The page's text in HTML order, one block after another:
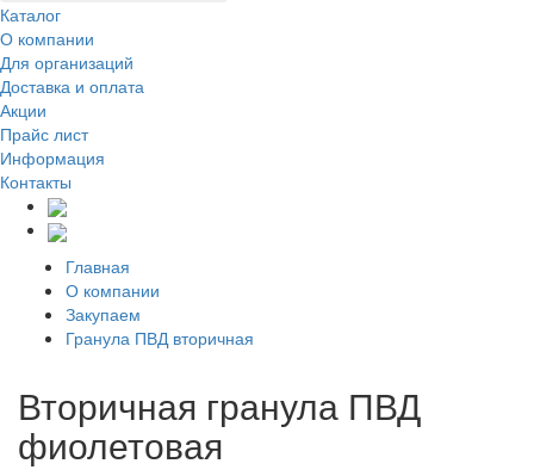
Каталог
О компании
Для организаций
Доставка и оплата
Акции
Прайс лист
Информация
Контакты
Главная
О компании
Закупаем
Гранула ПВД вторичная
Вторичная гранула ПВД
фиолетовая